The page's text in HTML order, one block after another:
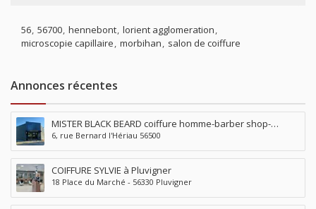
56 56700 hennebont lorient agglomeration
microscopie capillaire morbihan salon de coiffure
Annonces récentes
MISTER BLACK BEARD coiffure homme-barber shop-
tatouage-piercing à Locminé
6, rue Bernard l'Hériau 56500
COIFFURE SYLVIE à Pluvigner
18 Place du Marché - 56330 Pluvigner